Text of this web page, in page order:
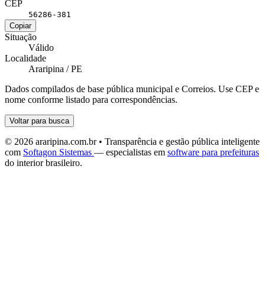
CEP
56286-381
Copiar
Situação
Válido
Localidade
Araripina / PE
Dados compilados de base pública municipal e Correios. Use CEP e
nome conforme listado para correspondências.
Voltar para busca
© 2026 araripina.com.br • Transparência e gestão pública inteligente
com Softagon Sistemas — especialistas em software para prefeituras
do interior brasileiro.